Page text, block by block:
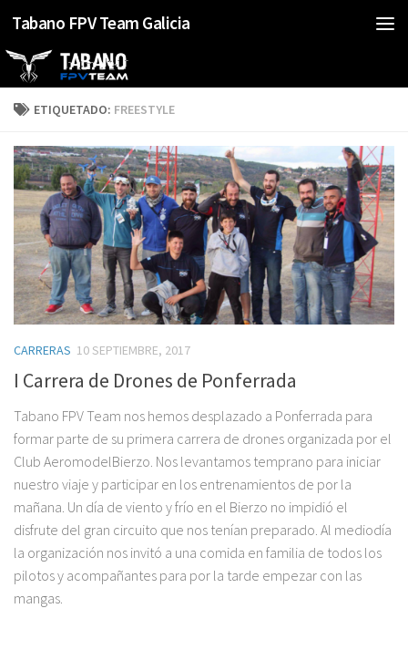
Saltar al contenido
Tabano FPV Team Galicia
ETIQUETADO: FREESTYLE
CARRERAS 10 SEPTIEMBRE, 2017
I Carrera de Drones de Ponferrada
Tabano FPV Team nos hemos desplazado a Ponferrada para
formar parte de su primera carrera de drones organizada por el
Club AeromodelBierzo. Nos levantamos temprano para iniciar
nuestro viaje y participar en los entrenamientos de por la
mañana. Un día de viento y frío en el Bierzo no impidió el
disfrute del gran circuito que nos tenían preparado. Al mediodía
la organización nos invitó a una comida en familia de todos los
pilotos y acompañantes para por la tarde empezar con las
mangas.